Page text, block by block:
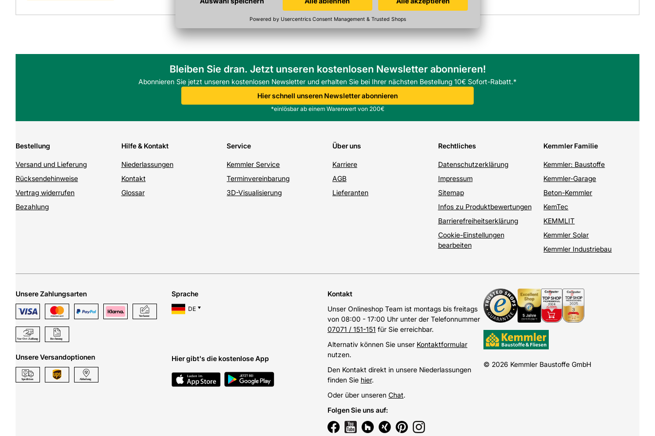
Bleiben Sie dran. Jetzt unseren kostenlosen Newsletter abonnieren!
Abonnieren Sie jetzt unseren kostenlosen Newsletter und erhalten Sie bei Ihrer nächsten Bestellung 10€ Sofort-Rabatt.*
Hier schnell unseren Newsletter abonnieren
*einlösbar ab einem Warenwert von 200€
Bestellung
Versand und Lieferung
Rücksendehinweise
Vertrag widerrufen
Bezahlung
Hilfe & Kontakt
Niederlassungen
Kontakt
Glossar
Service
Kemmler Service
Terminvereinbarung
3D-Visualisierung
Über uns
Karriere
AGB
Lieferanten
Rechtliches
Datenschutzerklärung
Impressum
Sitemap
Infos zu Produktbewertungen
Barrierefreiheitserklärung
Cookie-Einstellungen
bearbeiten
Kemmler Familie
Kemmler: Baustoffe
Kemmler-Garage
Beton-Kemmler
KemTec
KEMMLIT
Kemmler Solar
Kemmler Industriebau
Unsere Zahlungsarten
Unsere Versandoptionen
Sprache
DE
Hier gibt's die kostenlose App
Kontakt
Unser Onlineshop Team ist montags bis freitags
von 08:00 - 17:00 Uhr unter der Telefonnummer
07071 / 151-151 für Sie erreichbar.
Alternativ können Sie unser Kontaktformular
nutzen.
Den Kontakt direkt in unsere Niederlassungen
finden Sie hier.
Oder über unseren Chat.
Folgen Sie uns auf:
© 2026 Kemmler Baustoffe GmbH